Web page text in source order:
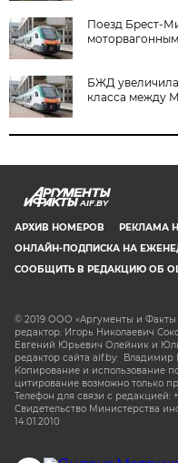
Поезд Брест-
БЖД увеличила
класса между
AIF.BY
АРХИВ НОМЕРОВ РЕКЛАМА
ОНЛАЙН-ПОДПИСКА НА
СООБЩИТЬ В РЕДАКЦИЮ ОБ
© 2019 ООО «Аргументы и Факты
редактор: Игорь Николаевич
Евгений Юрьевич Олейник и
редактор сайта aif.by:
Копирование и использование
цитирование возможно только
Телефон для связи с редакцией:
Свидетельство Министерства
14.01.2010